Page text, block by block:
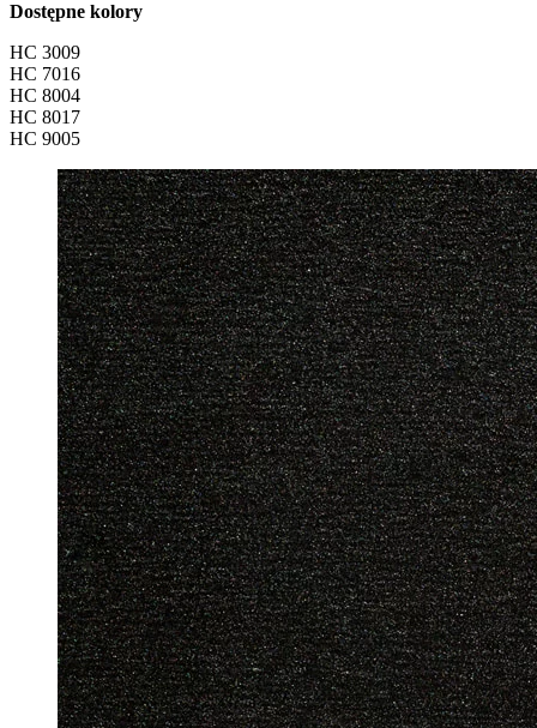
Dostępne kolory
HC 3009
HC 7016
HC 8004
HC 8017
HC 9005